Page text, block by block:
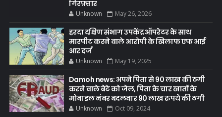
गिरफ़्तार
Unknown May 26, 2026
हरदा दक्षिण संभाग उपकेंद्र ऑपरेटर के साथ
मारपीट करने वाले आरोपी के खिलाफ एफ आई
आर दर्ज
Unknown May 19, 2025
Damoh news: अपने पिता से 90 लाख की ठगी
करने वाले बेटे को जेल, पिता के चार खातों के
मोबाइल नंबर बदलवार 90 लाख रुपये की ठगी
Unknown Oct 09, 2024